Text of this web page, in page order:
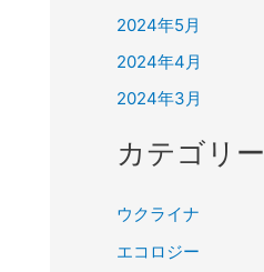
2024年5月
2024年4月
2024年3月
カテゴリー
ウクライナ
エコロジー